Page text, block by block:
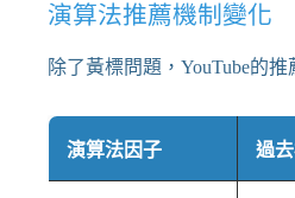
演算法推薦機制變化
除了黃標問題，YouTube的
演算法因子 過